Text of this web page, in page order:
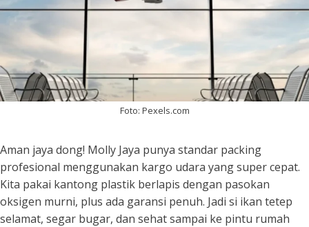
Foto: Pexels.com
Aman jaya dong! Molly Jaya punya standar packing
profesional menggunakan kargo udara yang super cepat.
Kita pakai kantong plastik berlapis dengan pasokan
oksigen murni, plus ada garansi penuh. Jadi si ikan tetep
selamat, segar bugar, dan sehat sampai ke pintu rumah